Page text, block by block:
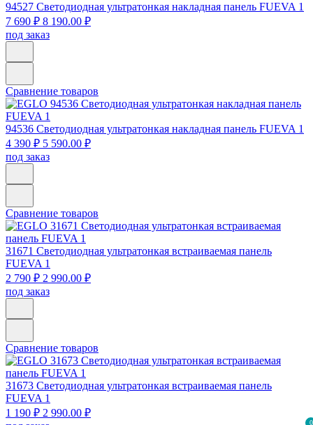
0
94527 Светодиодная ультратонкая накладная панель FUEVA 1
7 690 ₽ 8 190.00 ₽
под заказ
Сравнение товаров
94536 Светодиодная ультратонкая накладная панель FUEVA 1
4 390 ₽ 5 590.00 ₽
под заказ
Сравнение товаров
31671 Светодиодная ультратонкая встраиваемая панель
FUEVA 1
2 790 ₽ 2 990.00 ₽
под заказ
Сравнение товаров
31673 Светодиодная ультратонкая встраиваемая панель
FUEVA 1
1 190 ₽ 2 990.00 ₽